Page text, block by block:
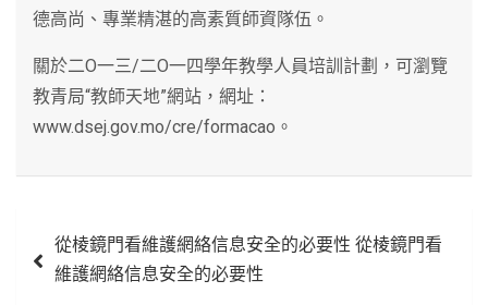
德高尚、專業精湛的高素質師資隊伍。
關於二O一三/二O一四學年教學人員培訓計劃，可瀏覽
教青局“教師天地”網站，網址：
www.dsej.gov.mo/cre/formacao。
章 從棱鏡門看維護網絡信息安全的必要性 從棱鏡門看
維護網絡信息安全的必要性